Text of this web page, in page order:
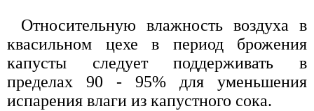
Относительную влажность воздуха в
квасильном цехе в период брожения
капусты следует поддерживать в
пределах 90 - 95% для уменьшения
испарения влаги из капустного сока.